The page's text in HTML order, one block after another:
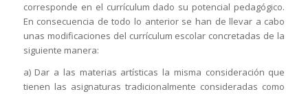
corresponde en el currículum dado su potencial pedagógico.
En consecuencia de todo lo anterior se han de llevar a cabo
unas modificaciones del currículum escolar concretadas de la
siguiente manera:
a) Dar a las materias artísticas la misma consideración que
tienen las asignaturas tradicionalmente consideradas como